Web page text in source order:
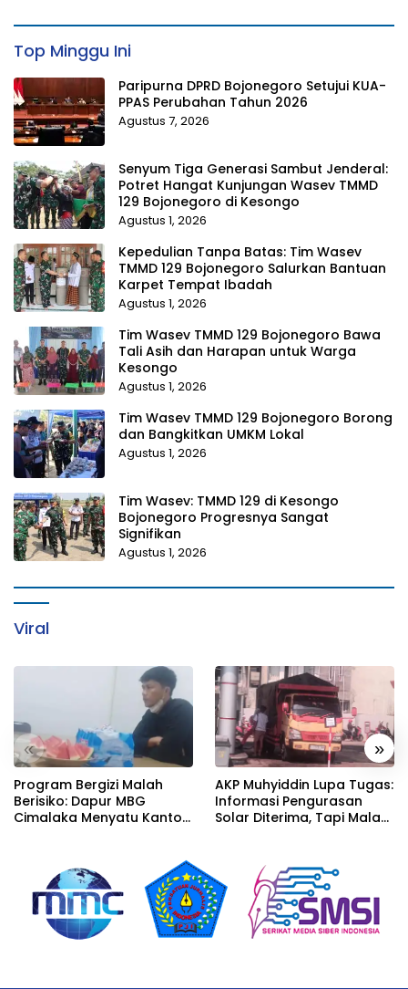
Top Minggu Ini
Paripurna DPRD Bojonegoro Setujui KUA-
PPAS Perubahan Tahun 2026
Agustus 7, 2026
Senyum Tiga Generasi Sambut Jenderal:
Potret Hangat Kunjungan Wasev TMMD
129 Bojonegoro di Kesongo
Agustus 1, 2026
Kepedulian Tanpa Batas: Tim Wasev
TMMD 129 Bojonegoro Salurkan Bantuan
Karpet Tempat Ibadah
Agustus 1, 2026
Tim Wasev TMMD 129 Bojonegoro Bawa
Tali Asih dan Harapan untuk Warga
Kesongo
Agustus 1, 2026
Tim Wasev TMMD 129 Bojonegoro Borong
dan Bangkitkan UMKM Lokal
Agustus 1, 2026
Tim Wasev: TMMD 129 di Kesongo
Bojonegoro Progresnya Sangat
Signifikan
Agustus 1, 2026
Viral
« »
Program Bergizi Malah
Berisiko: Dapur MBG
Cimalaka Menyatu Kantor
AKP Muhyiddin Lupa Tugas:
Informasi Pengurasan
Solar Diterima, Tapi Malah